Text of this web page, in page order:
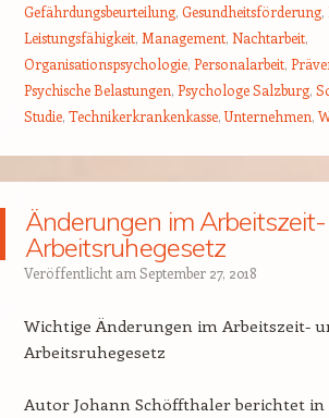
Gefährdungsbeurteilung, Gesundheitsförderung,
Leistungsfähigkeit, Management, Nachtarbeit,
Organisationspsychologie, Personalarbeit,
Psychische Belastungen, Psychologe Salzburg,
Studie, Technikerkrankenkasse,Unternehmen,
Änderungen im
Arbeitsruhegesetz
Veröffentlicht am September 27, 2018
Wichtige Änderungen im Arbeitszeit-
Arbeitsruhegesetz
Autor Johann Schöffthaler berichtet in